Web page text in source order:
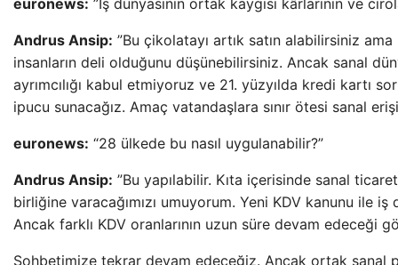
euronews: ”İş dünyasının ortak kaygısı kârlarının ve
Andrus Ansip: ”Bu çikolatayı artık satın alabilirsiniz
insanların deli olduğunu düşünebilirsiniz. Ancak sanal
ayrımcılığı kabul etmiyoruz ve 21. yüzyılda kredi kartı
ipucu sunacağız. Amaç vatandaşlara sınır ötesi sanal
euronews: “28 ülkede bu nasıl uygulanabilir?”
Andrus Ansip: ”Bu yapılabilir. Kıta içerisinde sanal
birliğine varacağımızı umuyorum. Yeni KDV kanunu ile iş
Ancak farklı KDV oranlarının uzun süre devam edeceği
Sohbetimize tekrar devam edeceğiz. Ancak ortak sanal